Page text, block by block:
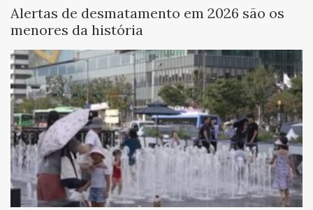
Alertas de desmatamento em 2026 são os
menores da história